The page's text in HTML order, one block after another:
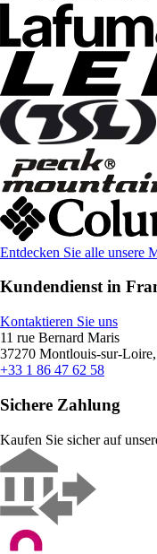
Entdecken Sie alle unsere
Kundendienst in
Kontaktieren Sie uns
11 rue Bernard Maris
37270 Montlouis-sur-
+33 1 86 47 62 58
Sichere Zahlung
Kaufen Sie sicher auf